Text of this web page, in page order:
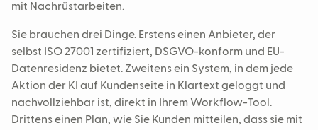
mit Nachrüstarbeiten.
Sie brauchen drei Dinge. Erstens einen Anbieter, der
selbst ISO 27001 zertifiziert, DSGVO-konform und EU-
Datenresidenz bietet. Zweitens ein System, in dem jede
Aktion der KI auf Kundenseite in Klartext geloggt und
nachvollziehbar ist, direkt in Ihrem Workflow-Tool.
Drittens einen Plan, wie Sie Kunden mitteilen, dass sie mit